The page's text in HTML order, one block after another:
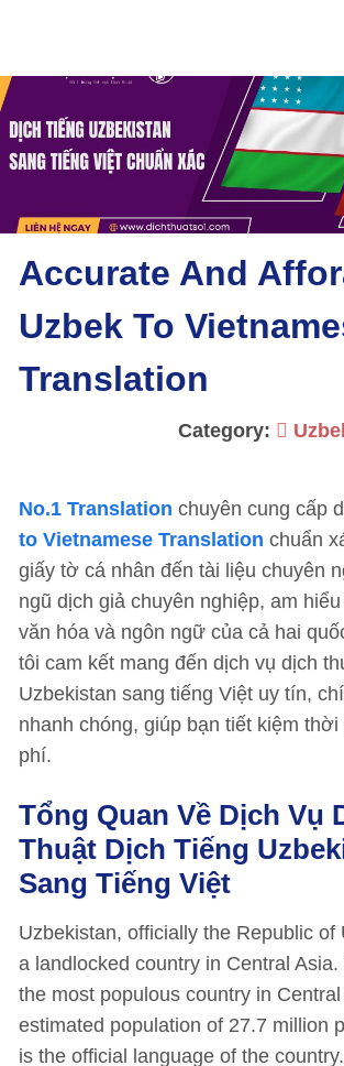
Accurate And
Uzbek To
Translation
Category:
No.1 Translation chuyên cung cấp
to Vietnamese Translation chuẩn
giấy tờ cá nhân đến tài liệu chuyên
ngũ dịch giả chuyên nghiệp, am
văn hóa và ngôn ngữ của cả hai
tôi cam kết mang đến dịch vụ dịch
Uzbekistan sang tiếng Việt uy tín,
nhanh chóng, giúp bạn tiết kiệm thời
phí.
Tổng Quan Về Dịch Vụ
Thuật Dịch Tiếng
Sang Tiếng Việt
Uzbekistan, officially the Republic of
a landlocked country in Central
the most populous country in
estimated population of 27.7 million
is the official language of the